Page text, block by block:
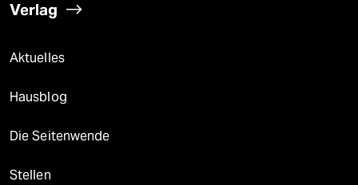
Verlag
Aktuelles
Hausblog
Die Seitenwende
Stellen